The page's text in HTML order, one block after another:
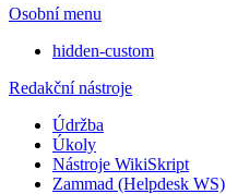
Osobní menu
hidden-custom
Redakční nástroje
Údržba
Úkoly
Nástroje WikiSkript
Zammad (Helpdesk WS)